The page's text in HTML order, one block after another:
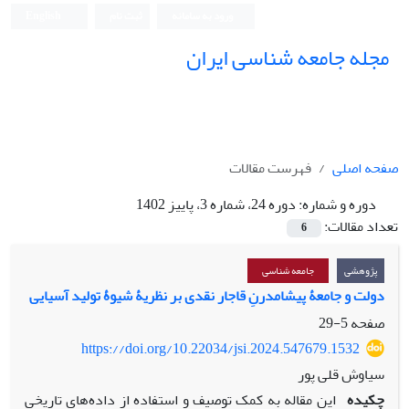
مجله جامعه شناسی ایران
صفحه اصلی
فهرست مقالات
دوره و شماره:دوره 24، شماره 3، پاییز 1402
تعداد مقالات:
6
پژوهشی جامعه شناسی
دولت و جامعۀ پیشامدرنِ قاجار نقدی بر نظریۀ شیوۀ تولید آسیایی
صفحه5-29
https://doi.org/10.22034/jsi.2024.547679.1532
سیاوش قلی پور
چکیده این مقاله به کمک توصیف و استفاده از داده‌های تاریخی